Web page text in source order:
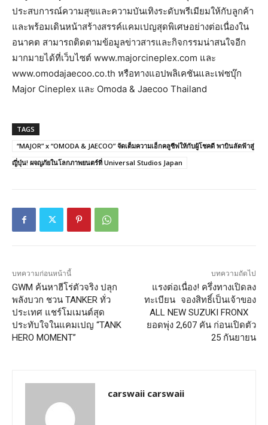
ประสบการณ์ความสุขและความบันเทิงระดับพรีเมียมให้กับลูกค้า
และพร้อมเดินหน้าสร้างสรรค์แคมเปญสุดพิเศษอย่างต่อเนื่องใน
อนาคต สามารถติดตามข้อมูลข่าวสารและกิจกรรมน่าสนใจอีก
มากมายได้ที่เว็บไซต์ www.majorcineplex.com และ
www.omodajaecoo.co.th หรือทางแอปพลิเคชันและเฟซบุ๊ก
Major Cineplex และ Omoda & Jaecoo Thailand
TAGS
“MAJOR” x “OMODA & JAECOO” จัดเต็มความเอ็กคลูซีฟให้กับผู้โชคดี พาบินลัดฟ้าสู่
ญี่ปุ่น! ผจญภัยในโลกภาพยนตร์ที่ Universal Studios Japan
บทความก่อนหน้านี้
GWM ค้นหาฮีโร่ตัวจริง ปลุก
พลังบวก ชวน TANKER ทั่ว
ประเทศ แชร์โมเมนต์สุด
ประทับใจในแคมเปญ “TANK
HERO MOMENT”
บทความถัดไป
แรงต่อเนื่อง! ครึ่งทางเปิดลง
ทะเบียน จองสิทธิ์เป็นเจ้าของ
ALL NEW SUZUKI FRONX
ยอดพุ่ง 2,607 คัน ก่อนเปิดตัว
25 กันยายน
carswaii carswaii